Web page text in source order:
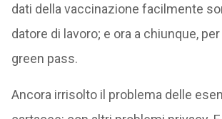
dati della vaccinazione facilmente
datore di lavoro; e ora a chiunque,
green pass.
Ancora irrisolto il problema delle